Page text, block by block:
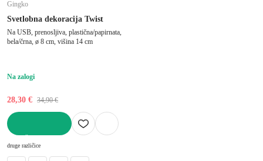
Gingko
Svetlobna dekoracija Twist
Na USB, prenosljiva, plastična/papirnata,
bela/črna, ø 8 cm, višina 14 cm
Na zalogi
28,30 € 34,90 €
druge različice